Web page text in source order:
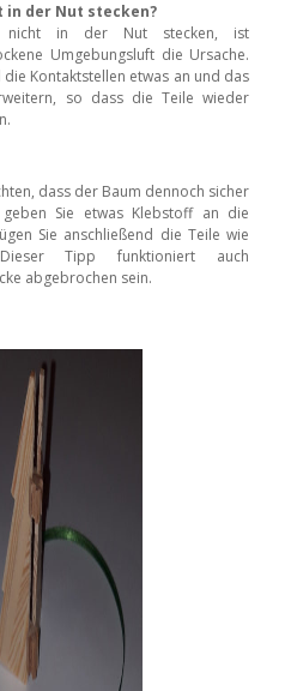
der Nut stecken?
nicht in der Nut stecken, ist
Umgebungsluft die Ursache.
die Kontaktstellen etwas an und das
so dass die Teile wieder
dass der Baum dennoch sicher
Sie etwas Klebstoff an die
Sie anschließend die Teile wie
Tipp funktioniert auch
abgebrochen sein.